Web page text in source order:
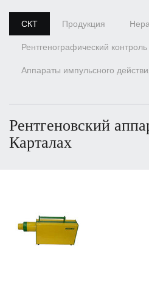
СКТ Продукция
Рентгенографический контроль
Аппараты импульсного
Рентгеновский
Карталах